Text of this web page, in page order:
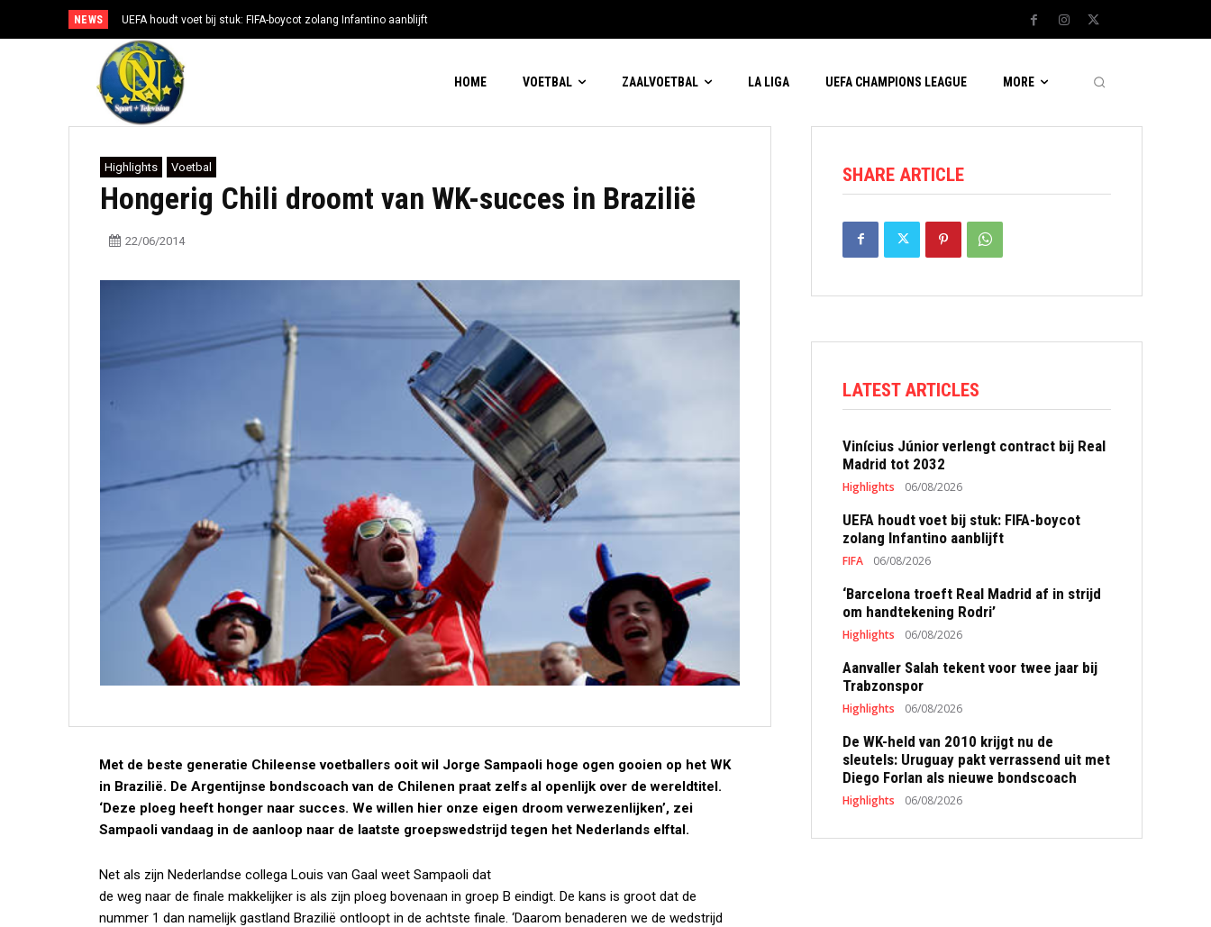
NEWS UEFA houdt voet bij stuk: FIFA-boycot zolang Infantino aanblijft
HOME VOETBAL ZAALVOETBAL LA LIGA UEFA CHAMPIONS LEAGUE MORE
Highlights Voetbal
Hongerig Chili droomt van WK-succes in Brazilië
22/06/2014
Met de beste generatie Chileense voetballers ooit wil Jorge Sampaoli hoge ogen gooien op het WK
in Brazilië. De Argentijnse bondscoach van de Chilenen praat zelfs al openlijk over de wereldtitel.
‘Deze ploeg heeft honger naar succes. We willen hier onze eigen droom verwezenlijken’, zei
Sampaoli vandaag in de aanloop naar de laatste groepswedstrijd tegen het Nederlands elftal.
Net als zijn Nederlandse collega Louis van Gaal weet Sampaoli dat
de weg naar de finale makkelijker is als zijn ploeg bovenaan in groep B eindigt. De kans is groot dat de
nummer 1 dan namelijk gastland Brazilië ontloopt in de achtste finale. ‘Daarom benaderen we de wedstrijd
SHARE ARTICLE
LATEST ARTICLES
Vinícius Júnior verlengt contract bij Real
Madrid tot 2032
Highlights 06/08/2026
UEFA houdt voet bij stuk: FIFA-boycot
zolang Infantino aanblijft
FIFA 06/08/2026
‘Barcelona troeft Real Madrid af in strijd
om handtekening Rodri’
Highlights 06/08/2026
Aanvaller Salah tekent voor twee jaar bij
Trabzonspor
Highlights 06/08/2026
De WK-held van 2010 krijgt nu de
sleutels: Uruguay pakt verrassend uit met
Diego Forlan als nieuwe bondscoach
Highlights 06/08/2026